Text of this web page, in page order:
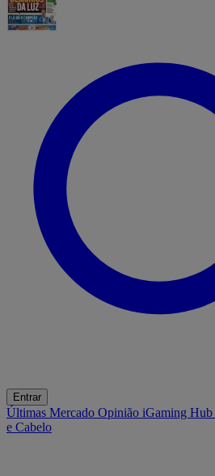
Entrar
Últimas Mercado Opinião iGaming Hub
e Cabelo